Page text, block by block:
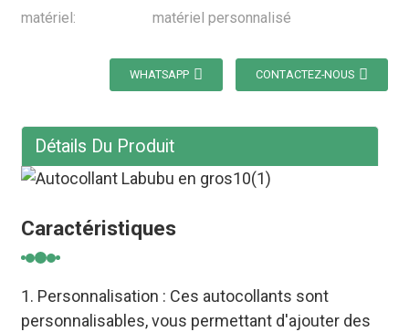
matériel:
matériel personnalisé
WHATSAPP CONTACTEZ-NOUS
Détails Du Produit
Caractéristiques
1. Personnalisation : Ces autocollants sont
personnalisables, vous permettant d'ajouter des